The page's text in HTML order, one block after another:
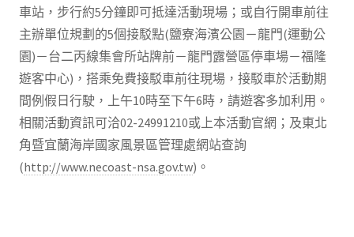
車站，步行約5分鐘即可抵達活動現場；或自行開車前往
主辦單位規劃的5個接駁點(鹽寮海濱公園－龍門(運動公
園)－台二丙線集會所站牌前－龍門露營區停車場－福隆
遊客中心)，搭乘免費接駁車前往現場，接駁車於活動期
間例假日行駛，上午10時至下午6時，請遊客多加利用。
相關活動資訊可洽02-24991210或上本活動官網；及東北
角暨宜蘭海岸國家風景區管理處網站查詢
(http://www.necoast-nsa.gov.tw)。